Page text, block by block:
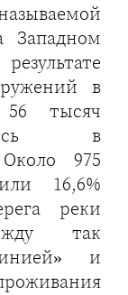
Западном
в
тысяч
в
975
16,6%
реки
так
и